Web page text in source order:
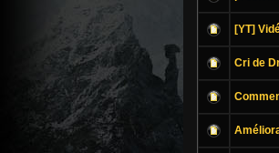
[YT]
Cri de